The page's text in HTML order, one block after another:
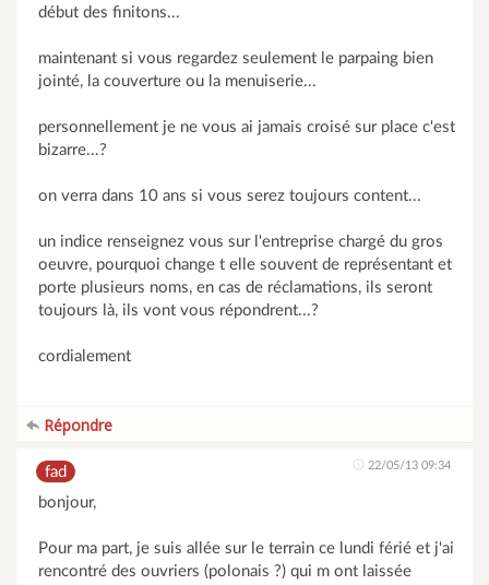
début des finitons...
maintenant si vous regardez seulement le parpaing bien
jointé, la couverture ou la menuiserie...
personnellement je ne vous ai jamais croisé sur place c'est
bizarre...?
on verra dans 10 ans si vous serez toujours content...
un indice renseignez vous sur l'entreprise chargé du gros
oeuvre, pourquoi change t elle souvent de représentant et
porte plusieurs noms, en cas de réclamations, ils seront
toujours là, ils vont vous répondrent...?
cordialement
Répondre
fad 22/05/13 09:34
bonjour,
Pour ma part, je suis allée sur le terrain ce lundi férié et j'ai
rencontré des ouvriers (polonais ?) qui m ont laissée